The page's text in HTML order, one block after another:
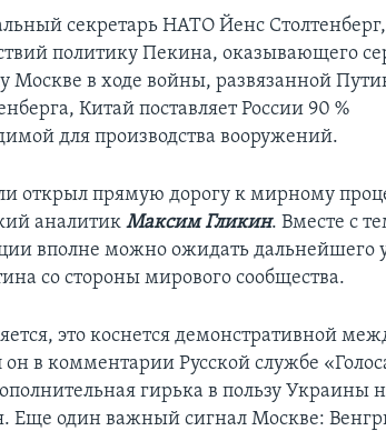
секретарь НАТО Йенс
политику Пекина, оказывающего
Москве в ходе войны, развязанной
Китай поставляет России 90 %
для производства вооружений.
открыл прямую дорогу к мирному
аналитикМаксим Гликин. Вместе с
вполне можно ожидать дальнейшего
со стороны мирового сообщества.
это коснется демонстративной
в комментарии Русской службе
гирька в пользу Украины
Еще один важный сигнал Москве: